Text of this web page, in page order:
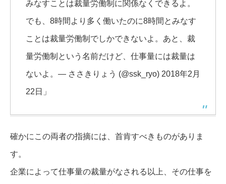
みなすことは裁量労働制に関係なくできるよ。
でも、8時間より多く働いたのに8時間とみなす
ことは裁量労働制でしかできないよ。あと、裁
量労働制という名前だけど、仕事量には裁量は
ないよ。— ささきりょう (@ssk_ryo) 2018年2月
22日」
確かにこの両者の指摘には、首肯すべきものがありま
す。
企業によって仕事量の裁量がなされる以上、その仕事を